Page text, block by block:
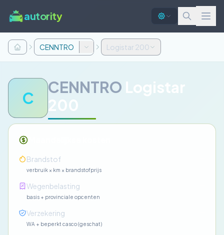
autority
CENNTRO Logistar 200
C
CENNTRO Logistar
200
Brandstof
verbruik × km × brandstofprijs
Wegenbelasting
basis + provinciale opcenten
Verzekering
WA + beperkt casco (geschat)